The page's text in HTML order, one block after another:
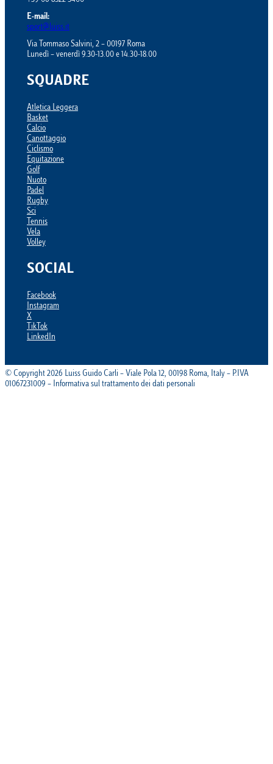
E-mail:
sport@luiss.it
Via Tommaso Salvini, 2 – 00197 Roma
Lunedì – venerdì 9.30-13.00 e 14.30-18.00
SQUADRE
Atletica Leggera
Basket
Calcio
Canottaggio
Ciclismo
Equitazione
Golf
Nuoto
Padel
Rugby
Sci
Tennis
Vela
Volley
SOCIAL
Facebook
Instagram
X
TikTok
LinkedIn
© Copyright 2026 Luiss Guido Carli – Viale Pola 12, 00198 Roma, Italy – P.IVA
01067231009 – Informativa sul trattamento dei dati personali